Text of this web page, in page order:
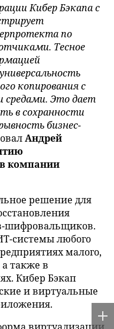
Кибер Бэкапа с
по
Тесное
копирования с
средами. Это дает
в сохранности
бизнес-
Андрей
компании
решение для
шифровальщиков.
системы любого
малого,
а также в
Кибер Бэкап
и виртуальные